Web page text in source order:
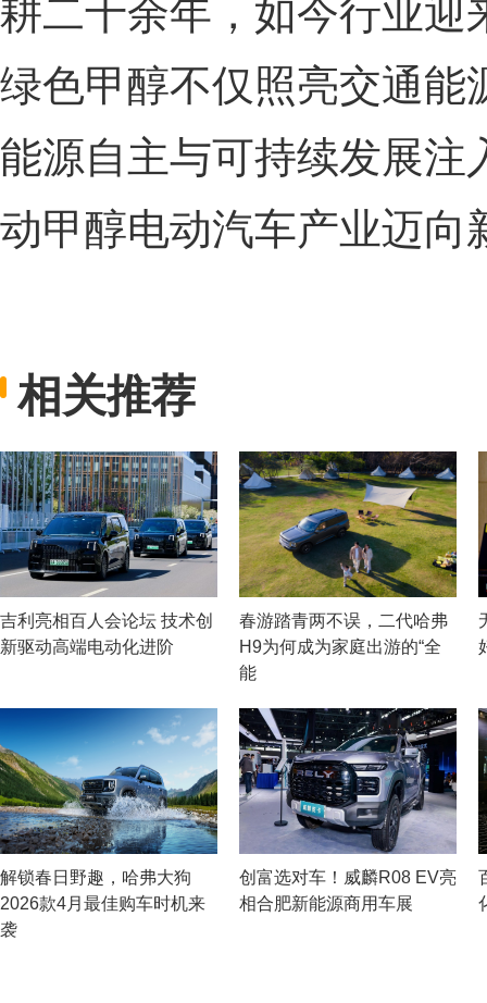
耕二十余年，如今行业迎
绿色甲醇不仅照亮交通能
能源自主与可持续发展注
动甲醇电动汽车产业迈向
相关推荐
吉利亮相百人会论坛 技术创
新驱动高端电动化进阶
春游踏青两不误，二代哈弗
H9为何成为家庭出游的“全
能
解锁春日野趣，哈弗大狗
2026款4月最佳购车时机来
袭
创富选对车！威麟R08 EV亮
相合肥新能源商用车展